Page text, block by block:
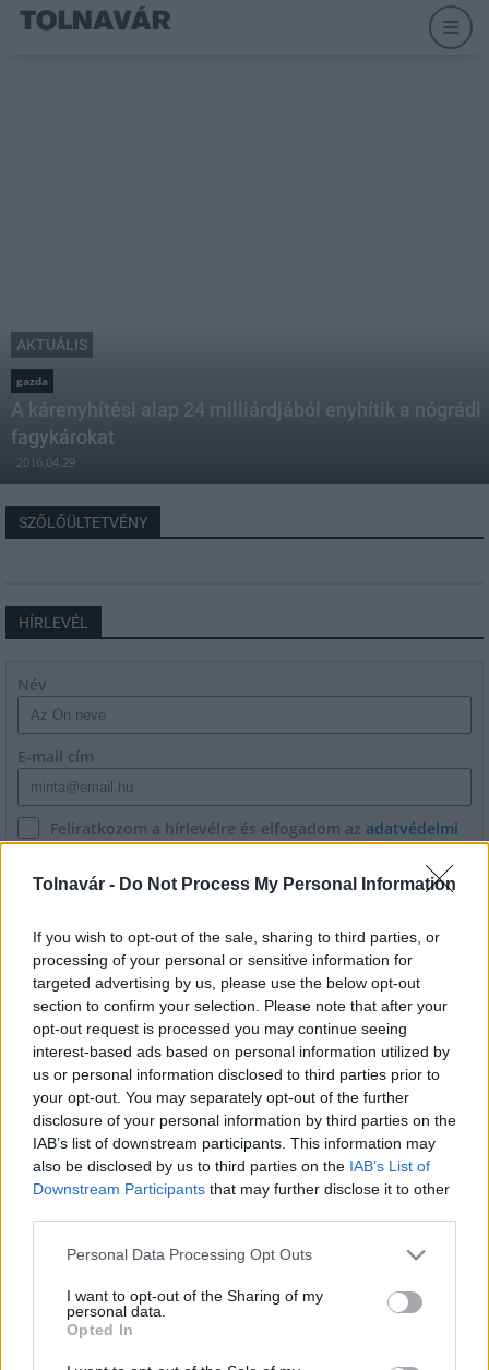
Tolnavár - Do Not Process My Personal Information
If you wish to opt-out of the sale, sharing to third parties, or
processing of your personal or sensitive information for
targeted advertising by us, please use the below opt-out
section to confirm your selection. Please note that after your
opt-out request is processed you may continue seeing
interest-based ads based on personal information utilized by
us or personal information disclosed to third parties prior to
your opt-out. You may separately opt-out of the further
disclosure of your personal information by third parties on the
IAB’s list of downstream participants. This information may
also be disclosed by us to third parties on the IAB’s List of
Downstream Participants that may further disclose it to other
Please note that this website/app uses one or more Google
not limited to your visit or usage behaviour. You may click to
grant or deny consent to Google and its third-party tags to
use your data for below specified purposes in below Google
consent section.
Personal Data Processing Opt Outs
I want to opt-out of the Sharing of my
personal data.
Opted In
AKTUÁLIS
gazda
A kárenyhítési alap 24 milliárdjából enyhítik a nógrádi
fagykárokat
2016.04.29
SZŐLŐÜLTETVÉNY
HÍRLEVÉL
Név
E-mail cím
Feliratkozom a hírlevélre és elfogadom az adatvédelmi
szabályzatot!
FELIRATKOZÁS
LEGFRISSEBB
Országos hírek
MEGÉRKEZETT AZ ESŐ A DUNA VÍZGYŰJTŐJÉRE
Országos hírek
Kecskeméten is szakirányú továbbképzésekkel erősít a Gál
Ferenc Egyetem
Kiemelt fontosságú a Gál Ferenc Egyetem számára a jövőbe
mutató szakmai felkészültség átadása, a folyamatos szakmai
Országos hírek